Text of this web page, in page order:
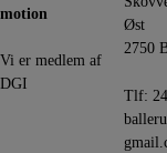
motion
Vi er medlem af
DGI
Øst
2750
Tlf: